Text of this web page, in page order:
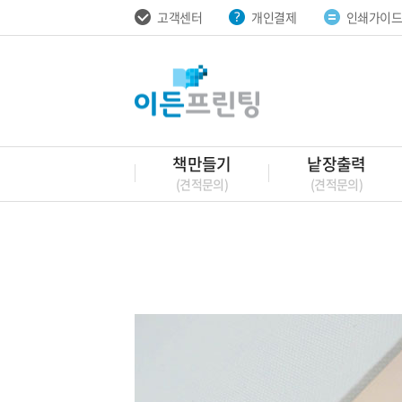
고객센터 개인결제 인쇄가이드
책만들기
(견적문의)
낱장출력
(견적문의)